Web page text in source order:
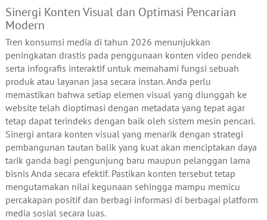
Sinergi Konten Visual dan Optimasi Pencarian
Modern
Tren konsumsi media di tahun 2026 menunjukkan
peningkatan drastis pada penggunaan konten video pendek
serta infografis interaktif untuk memahami fungsi sebuah
produk atau layanan jasa secara instan. Anda perlu
memastikan bahwa setiap elemen visual yang diunggah ke
website telah dioptimasi dengan metadata yang tepat agar
tetap dapat terindeks dengan baik oleh sistem mesin pencari.
Sinergi antara konten visual yang menarik dengan strategi
pembangunan tautan balik yang kuat akan menciptakan daya
tarik ganda bagi pengunjung baru maupun pelanggan lama
bisnis Anda secara efektif. Pastikan konten tersebut tetap
mengutamakan nilai kegunaan sehingga mampu memicu
percakapan positif dan berbagi informasi di berbagai platform
media sosial secara luas.